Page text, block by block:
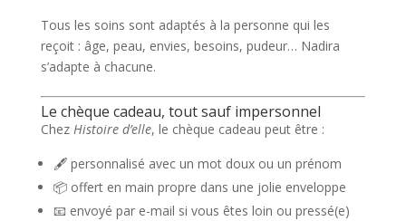
Tous les soins sont adaptés à la personne qui les
reçoit : âge, peau, envies, besoins, pudeur… Nadira
s’adapte à chacune.
Le chèque cadeau, tout sauf impersonnel
Chez Histoire d’elle, le chèque cadeau peut être :
🖋️ personnalisé avec un mot doux ou un prénom
📦 offert en main propre dans une jolie enveloppe
📧 envoyé par e-mail si vous êtes loin ou pressé(e)